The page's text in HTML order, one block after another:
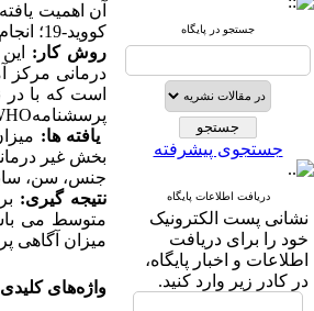
جستجو در پایگاه
جستجوی پیشرفته
دریافت اطلاعات پایگاه
نشانی پست الکترونیک
خود را برای دریافت
اطلاعات و اخبار پایگاه،
در کادر زیر وارد کنید.
آن اهمیت
کووید-19؛ انجام گردید.
روش کار:
پرسشنامه
یافته ها: میزان
بخش غیر
جنس، سن،
نتیجه گیری:
متوسط می
میزان آگاهی پرسنل
واژه‌های